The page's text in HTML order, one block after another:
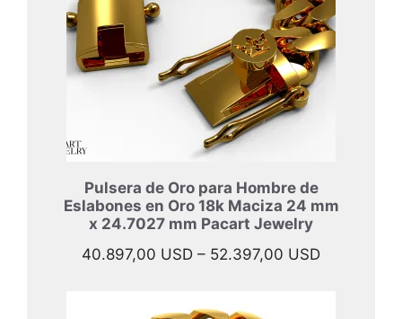
Pulsera de Oro para Hombre de
Eslabones en Oro 18k Maciza 24 mm
x 24.7027 mm Pacart Jewelry
40.897,00 USD – 52.397,00 USDRango